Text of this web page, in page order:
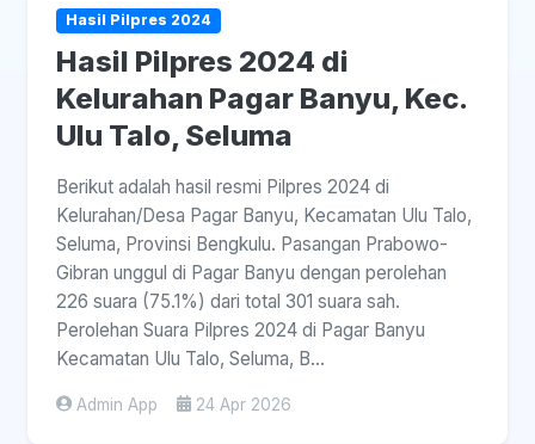
Hasil Pilpres 2024
Hasil Pilpres 2024 di
Kelurahan Pagar Banyu, Kec.
Ulu Talo, Seluma
Berikut adalah hasil resmi Pilpres 2024 di
Kelurahan/Desa Pagar Banyu, Kecamatan Ulu Talo,
Seluma, Provinsi Bengkulu. Pasangan Prabowo-
Gibran unggul di Pagar Banyu dengan perolehan
226 suara (75.1%) dari total 301 suara sah.
Perolehan Suara Pilpres 2024 di Pagar Banyu
Kecamatan Ulu Talo, Seluma, B...
Admin App 24 Apr 2026